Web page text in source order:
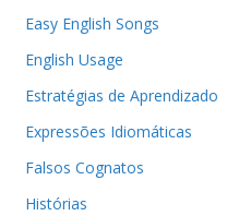
Easy English Songs
English Usage
Estratégias de Aprendizado
Expressões Idiomáticas
Falsos Cognatos
Histórias